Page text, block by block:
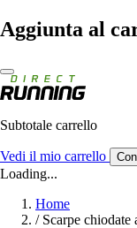
Aggiunta al
Subtotale carrello
Vedi il mio carrello
Loading...
Home
/ Scarpe